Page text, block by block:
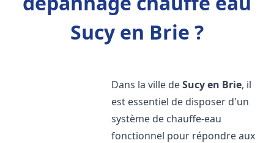
Sucy en Brie ?
Dans la ville deSucy en Brie, il
est essentiel de disposer d'un
système de chauffe-eau
fonctionnel pour répondre aux